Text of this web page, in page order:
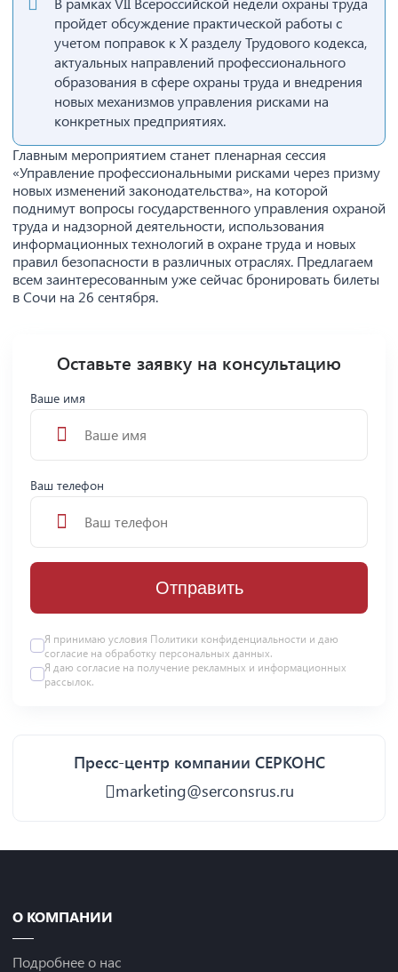
пройдет обсуждение практической работы с
учетом поправок к Х разделу Трудового кодекса,
актуальных направлений профессионального
образования в сфере охраны труда и внедрения
новых механизмов управления рисками на
конкретных предприятиях.
Главным мероприятием станет пленарная сессия
«Управление профессиональными рисками через призму
новых изменений законодательства», на которой
поднимут вопросы государственного управления охраной
труда и надзорной деятельности, использования
информационных технологий в охране труда и новых
правил безопасности в различных отраслях. Предлагаем
всем заинтересованным уже сейчас бронировать билеты
в Сочи на 26 сентября.
Оставьте заявку на консультацию
Ваше имя
Ваш телефон
Отправить
Я принимаю условия Политики конфиденциальности и даю
согласие на обработку персональных данных.
Я даю согласие на получение рекламных и информационных
рассылок.
Пресс-центр компании СЕРКОНС
marketing@serconsrus.ru
О КОМПАНИИ
Подробнее о нас